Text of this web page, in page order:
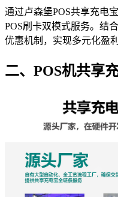
通过卢森堡POS共享充电
POS刷卡双模式服务。结
优惠机制，实现多元化盈
二、POS机共享